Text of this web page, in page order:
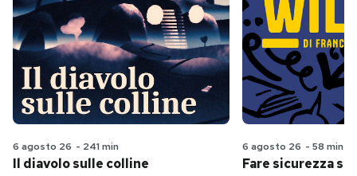
6 agosto 26 - 241 min
Il diavolo sulle colline
6 agosto 26 - 58 min
Fare sicurezza